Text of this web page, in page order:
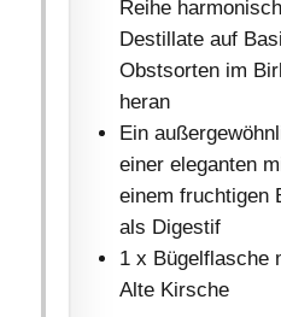
Reihe
Destillate auf
Obstsorten im
heran
Ein
einer eleganten
einem fruchtigen
als Digestif
1 x Bügelflasche
Alte Kirsche